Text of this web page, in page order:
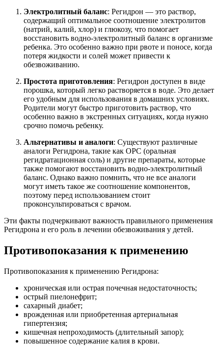
Электролитный баланс: Регидрон — это раствор,
содержащий оптимальное соотношение электролитов
(натрий, калий, хлор) и глюкозу, что помогает
восстановить водно-электролитный баланс в организме
ребенка. Это особенно важно при рвоте и поносе, когда
потеря жидкости и солей может привести к
обезвоживанию.
Простота приготовления: Регидрон доступен в виде
порошка, который легко растворяется в воде. Это делает
его удобным для использования в домашних условиях.
Родители могут быстро приготовить раствор, что
особенно важно в экстренных ситуациях, когда нужно
срочно помочь ребенку.
Альтернативы и аналоги: Существуют различные
аналоги Регидрона, такие как ОРС (оральная
регидратационная соль) и другие препараты, которые
также помогают восстановить водно-электролитный
баланс. Однако важно помнить, что не все аналоги
могут иметь такое же соотношение компонентов,
поэтому перед использованием стоит
проконсультироваться с врачом.
Эти факты подчеркивают важность правильного применения
Регидрона и его роль в лечении обезвоживания у детей.
Противопоказания к применению
Противопоказания к применению Регидрона:
хроническая или острая почечная недостаточность;
острый пиелонефрит;
сахарный диабет;
врожденная или приобретенная артериальная
гипертензия;
кишечная непроходимость (длительный запор);
повышенное содержание калия в крови.